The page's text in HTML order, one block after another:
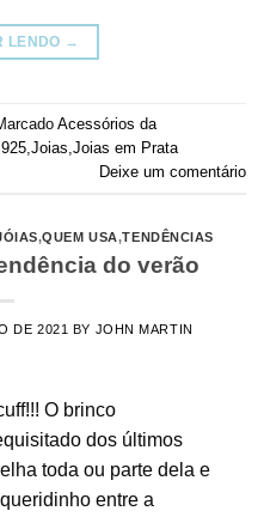
LENDO →
Acessórios da
Joias Joias em Prata
Deixe um comentário
,QUEM USA,TENDÊNCIAS
do verão
DE 2021 BY JOHN MARTIN
O brinco
dos últimos
toda ou parte dela e
entre a